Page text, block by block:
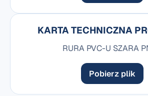
KARTA TECHNICZNA
RURA PVC-U SZARA
Pobierz plik